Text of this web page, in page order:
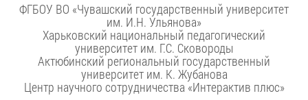
ФГБОУ ВО «Чувашский государственный университет
им. И.Н. Ульянова»
Харьковский национальный педагогический
университет им. Г.С. Сковороды
Актюбинский региональный государственный
университет им. К. Жубанова
Центр научного сотрудничества «Интерактив плюс»